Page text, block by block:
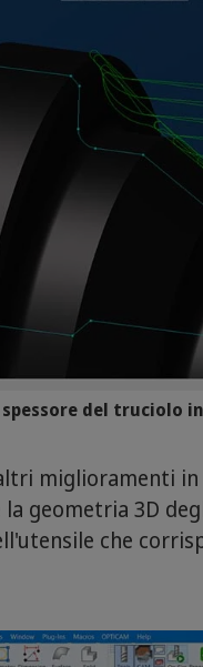
del truciolo
miglioramenti
geometria 3D
che